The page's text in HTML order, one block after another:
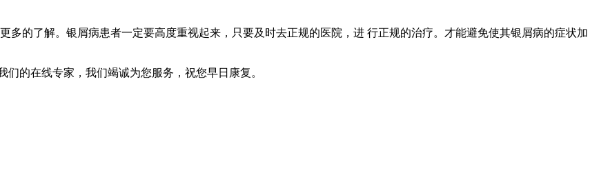
多的了解。银屑病患者一定要高度重视起来，只要及时去正规的医院，进 行正规的治疗。才能避免使其银屑病的症状加
们的在线专家，我们竭诚为您服务，祝您早日康复。